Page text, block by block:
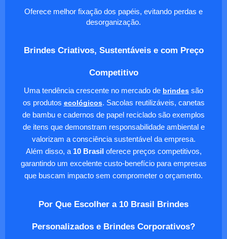
Oferece melhor fixação dos papéis, evitando perdas e
desorganização.
Brindes Criativos, Sustentáveis e com Preço
Competitivo
Uma tendência crescente no mercado de brindes são
os produtos ecológicos. Sacolas reutilizáveis, canetas
de bambu e cadernos de papel reciclado são exemplos
de itens que demonstram responsabilidade ambiental e
valorizam a consciência sustentável da empresa.
Além disso, a 10 Brasil oferece preços competitivos,
garantindo um excelente custo-benefício para empresas
que buscam impacto sem comprometer o orçamento.
Por Que Escolher a 10 Brasil Brindes
Personalizados e Brindes Corporativos?